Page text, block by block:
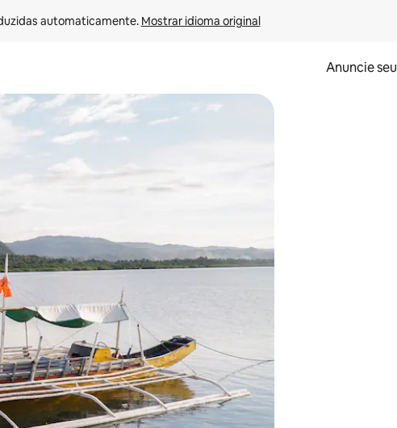
automaticamente. Mostrar idioma original
Anuncie
e para baixo do teclado ou tocando e deslizando o dedo na tela.